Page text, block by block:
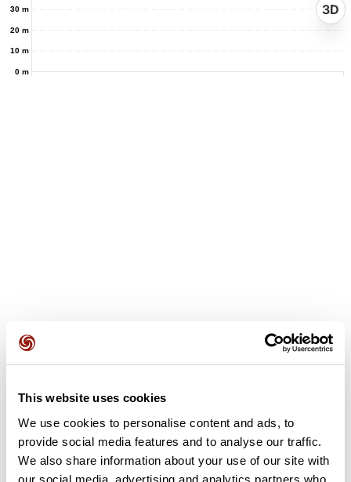
This website uses cookies
We use cookies to personalise content and ads, to
provide social media features and to analyse our traffic.
We also share information about your use of our site with
our social media, advertising and analytics partners who
0 m
10 m
20 m
30 m 3D
Ajouter un avis